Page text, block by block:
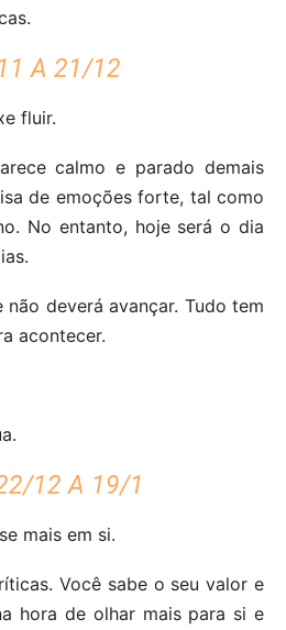
A 21/12
fluir.
calmo e parado demais
de emoções forte, tal como
No entanto, hoje será o dia
não deverá avançar. Tudo tem
acontecer.
12 A 19/1
mais em si.
Você sabe o seu valor e
hora de olhar mais para si e